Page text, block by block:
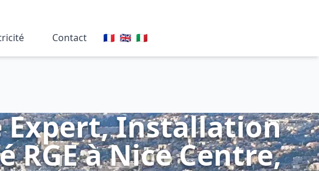
Contact 🇫🇷 🇬🇧 🇮🇹
Expert, Installation
à Nice Centre,